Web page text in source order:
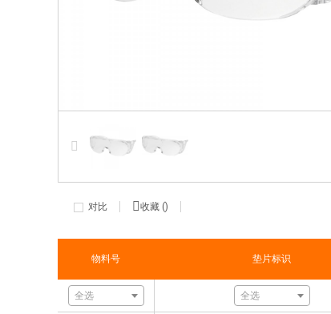
对比 收藏 ()
物料号
全选
垫片标识
全选